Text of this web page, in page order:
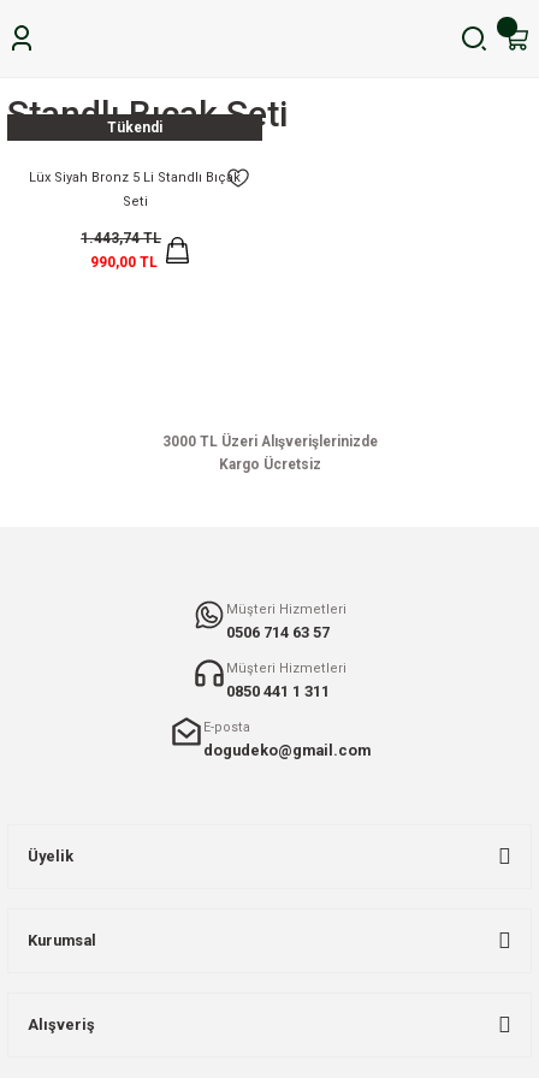
Standlı Bıçak Seti
Tükendi
Lüx Siyah Bronz 5 Li Standlı Bıçak
Seti
1.443,74 TL
990,00 TL
3000 TL Üzeri Alışverişlerinizde
Kargo Ücretsiz
Müşteri Hizmetleri
0506 714 63 57
Müşteri Hizmetleri
0850 441 1 311
E-posta
dogudeko@gmail.com
Üyelik
Kurumsal
Alışveriş